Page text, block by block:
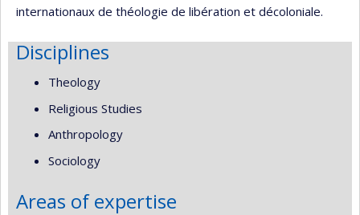
internationaux de théologie de libération et décoloniale.
Disciplines
Theology
Religious Studies
Anthropology
Sociology
Areas of expertise